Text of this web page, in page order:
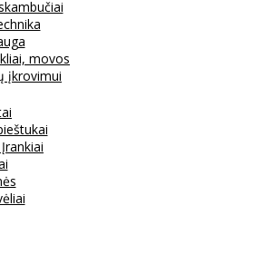
movos
įkrovimui